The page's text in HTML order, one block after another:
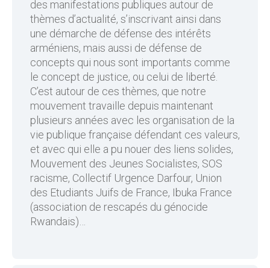
des manifestations publiques autour de
thèmes d’actualité, s’inscrivant ainsi dans
une démarche de défense des intérêts
arméniens, mais aussi de défense de
concepts qui nous sont importants comme
le concept de justice, ou celui de liberté.
C’est autour de ces thèmes, que notre
mouvement travaille depuis maintenant
plusieurs années avec les organisation de la
vie publique française défendant ces valeurs,
et avec qui elle a pu nouer des liens solides,
Mouvement des Jeunes Socialistes, SOS
racisme, Collectif Urgence Darfour, Union
des Etudiants Juifs de France, Ibuka France
(association de rescapés du génocide
Rwandais)…